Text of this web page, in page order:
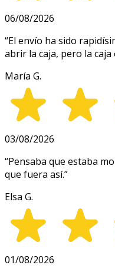
06/08/2026
“El envío ha sido
abrir la caja, pero la
María G.
03/08/2026
“Pensaba que estaba
que fuera así.”
Elsa G.
01/08/2026